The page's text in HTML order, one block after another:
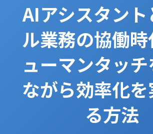
AIアシスタント
ル業務の協働時
ューマンタッ
ながら効率化
る方法